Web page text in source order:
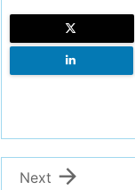

Next